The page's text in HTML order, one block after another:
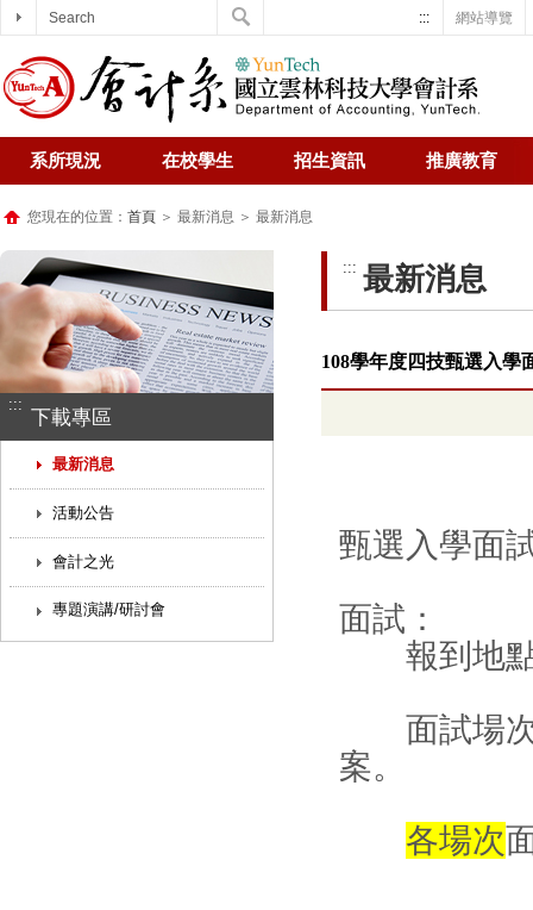
網站導覽
:::
系所現況 在校學生 招生資訊 推廣教育
您現在的位置： 首頁 ＞ 最新消息 ＞ 最新消息
:::
下載專區
最新消息
活動公告
會計之光
專題演講/研討會
::: 最新消息
108學年度四技甄選入學
甄選入學面
面試：
報到地點
面試場次
案。
各場次
Search